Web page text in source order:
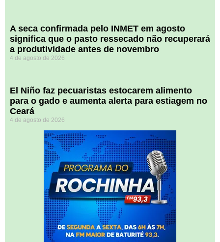
A seca confirmada pelo INMET em agosto
significa que o pasto ressecado não recuperará
a produtividade antes de novembro
4 de agosto de 2026
El Niño faz pecuaristas estocarem alimento
para o gado e aumenta alerta para estiagem no
Ceará
4 de agosto de 2026